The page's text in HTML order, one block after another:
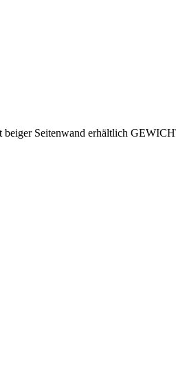
Seitenwand erhältlich